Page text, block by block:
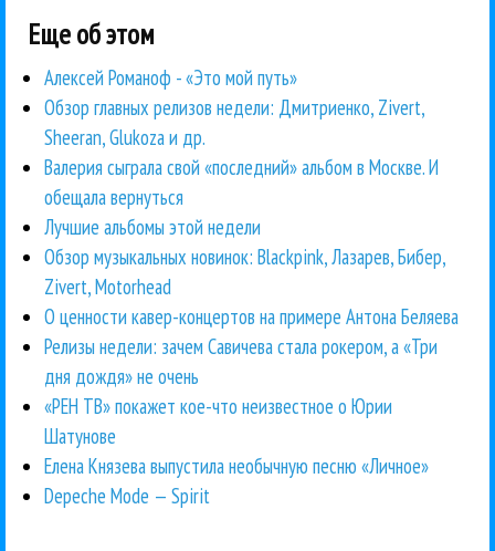
Еще об этом
Алексей Романоф - «Это мой путь»
Обзор главных релизов недели: Дмитриенко, Zivert,
Sheeran, Glukoza и др.
Валерия сыграла свой «последний» альбом в Москве. И
обещала вернуться
Лучшие альбомы этой недели
Обзор музыкальных новинок: Blackpink, Лазарев, Бибер,
Zivert, Motorhead
О ценности кавер-концертов на примере Антона Беляева
Релизы недели: зачем Савичева стала рокером, а «Три
дня дождя» не очень
«РЕН ТВ» покажет кое-что неизвестное о Юрии
Шатунове
Елена Князева выпустила необычную песню «Личное»
Depeche Mode — Spirit